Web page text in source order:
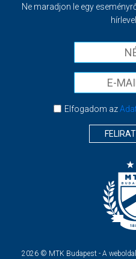
Ne maradjon le egy
Elfogadom az
2026 © MTK Budapest - A